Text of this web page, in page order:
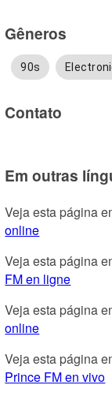
Gêneros
90s
Contato
Em outras
Veja esta página
online
Veja esta página
FM en ligne
Veja esta página
online
Veja esta página
Prince FM en vivo